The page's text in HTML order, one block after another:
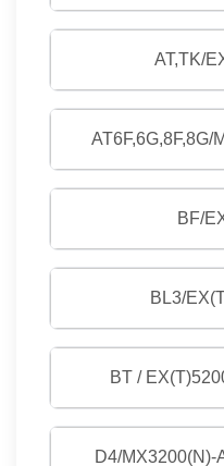
AT,TK/
AT6F,6G,8F,8G/
BF/
BL3/
BT /
D4/MX3200(N)-